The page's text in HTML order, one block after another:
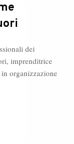
dei
imprenditrice
organizzazione